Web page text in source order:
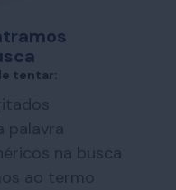
tentar:
palavra
na busca
ao termo